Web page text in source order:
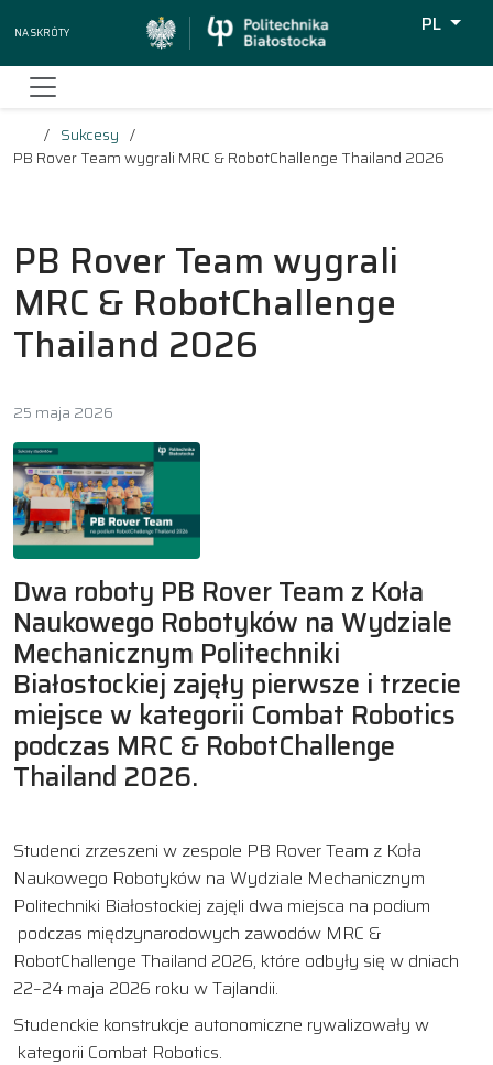
Na skróty
PL
Sukcesy
PB Rover Team wygrali MRC & RobotChallenge Thailand 2026
PB Rover Team wygrali
MRC & RobotChallenge
Thailand 2026
25 maja 2026
Dwa roboty PB Rover Team z Koła
Naukowego Robotyków na Wydziale
Mechanicznym Politechniki
Białostockiej zajęły pierwsze i trzecie
miejsce w kategorii Combat Robotics
podczas MRC & RobotChallenge
Thailand 2026.
Studenci zrzeszeni w zespole PB Rover Team z Koła
Naukowego Robotyków na Wydziale Mechanicznym
Politechniki Białostockiej zajęli dwa miejsca na podium
podczas międzynarodowych zawodów MRC &
RobotChallenge Thailand 2026, które odbyły się w dniach
22–24 maja 2026 roku w Tajlandii.
Studenckie konstrukcje autonomiczne rywalizowały w
kategorii Combat Robotics.